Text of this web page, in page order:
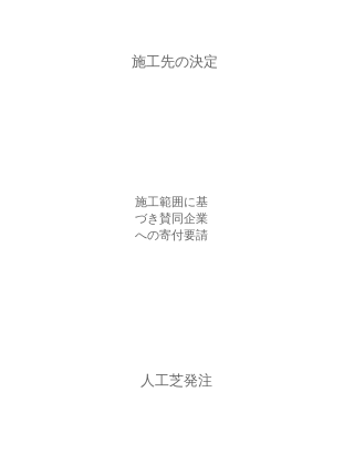
​施工先の決定
​施工範囲に基
づき賛同企業
への寄付要請
​人工芝発注